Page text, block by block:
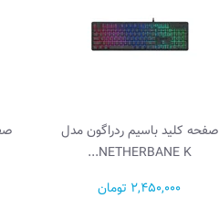
صفحه کلید باسیم ردراگون مدل
NETHERBANE K...
2,450,000 تومان